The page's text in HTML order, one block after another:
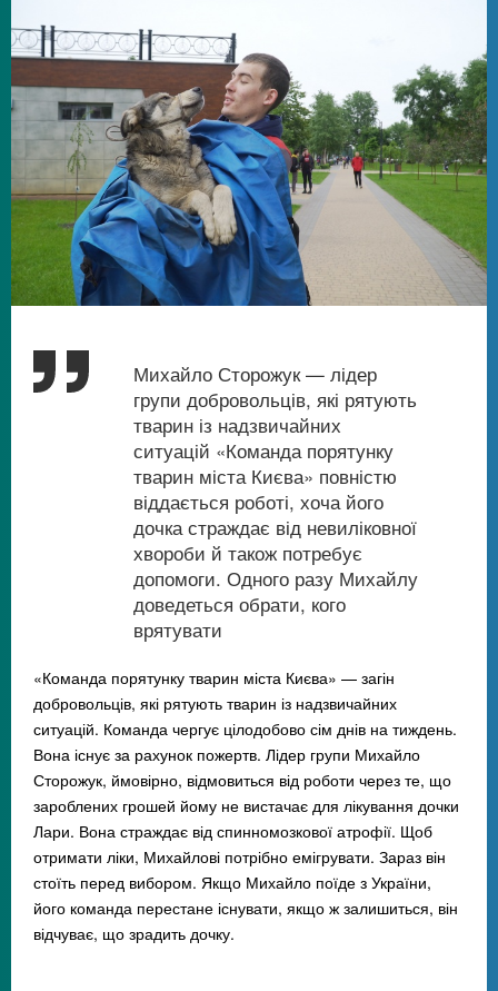
Михайло Сторожук — лідер
групи добровольців, які рятують
тварин із надзвичайних
ситуацій «Команда порятунку
тварин міста Києва» повністю
віддається роботі, хоча його
дочка страждає від невиліковної
хвороби й також потребує
допомоги. Одного разу Михайлу
доведеться обрати, кого
врятувати
«Команда порятунку тварин міста Києва» — загін
добровольців, які рятують тварин із надзвичайних
ситуацій. Команда чергує цілодобово сім днів на тиждень.
Вона існує за рахунок пожертв. Лідер групи Михайло
Сторожук, ймовірно, відмовиться від роботи через те, що
зароблених грошей йому не вистачає для лікування дочки
Лари. Вона страждає від спинномозкової атрофії. Щоб
отримати ліки, Михайлові потрібно емігрувати. Зараз він
стоїть перед вибором. Якщо Михайло поїде з України,
його команда перестане існувати, якщо ж залишиться, він
відчуває, що зрадить дочку.